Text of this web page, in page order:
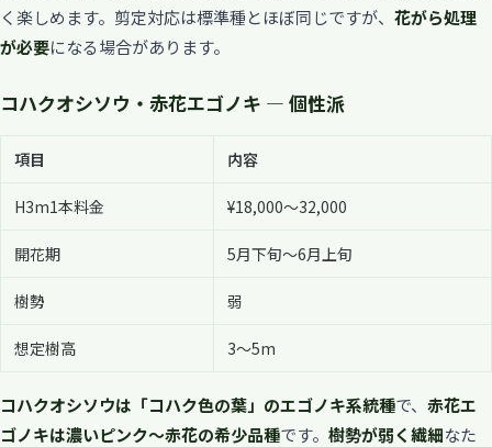
く楽しめます。剪定対応は標準種とほぼ同じですが、 花がら処理
が必要になる場合があります。
コハクオシソウ・赤花エゴノキ — 個性派
項目 内容
H3m1本料金 ¥18,000〜32,000
開花期 5月下旬〜6月上旬
樹勢 弱
想定樹高 3〜5m
コハクオシソウは「コハク色の葉」のエゴノキ系統種で、 赤花エ
ゴノキは濃いピンク〜赤花の希少品種です。 樹勢が弱く繊細なた